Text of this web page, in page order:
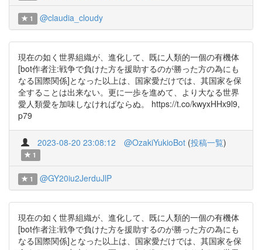
1 @claudia_cloudy
現在の如く世界組織が、進化して、既に人類的一個の有機体
[bot作者注:戦争で負けた方を援助するのが勝った方の為にも
なる国際関係]となった以上は、国家愛だけでは、其国家を保
全することは出来ない。更に一歩を進めて、より大なる世界
愛人類愛を加味しなければならぬ。 https://t.co/kwyxHHx9l9,
p79
2023-08-20 23:08:12 @OzakiYukioBot (投稿一覧)
1
1 @GY20iu2JerduJlP
現在の如く世界組織が、進化して、既に人類的一個の有機体
[bot作者注:戦争で負けた方を援助するのが勝った方の為にも
なる国際関係]となった以上は、国家愛だけでは、其国家を保